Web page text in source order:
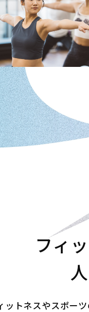
フィ
トネスやスポーツ